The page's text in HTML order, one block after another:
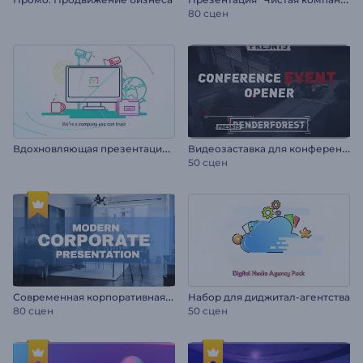
80 сцен
В
дохновляющая презентация компании/услуги В
идеозаставка для конференции
50 сцен
С
овременная корпоративная презентация
80 сцен
Набор для диджитал-агентства
50 сцен